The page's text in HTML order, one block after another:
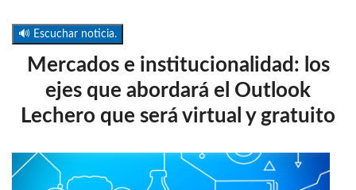
🔊 Escuchar noticia.
Mercados e institucionalidad: los
ejes que abordará el Outlook
Lechero que será virtual y gratuito